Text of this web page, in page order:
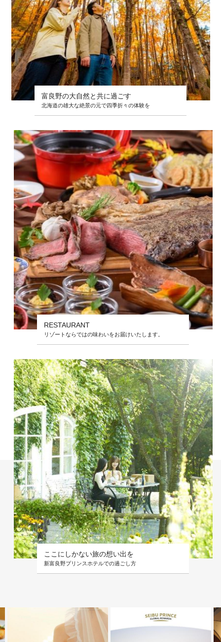
富良野の大自然と共に過ごす
北海道の雄大な絶景の元で四季折々の体験を
RESTAURANT
リゾートならではの味わいをお届けいたします。
ここにしかない旅の想い出を
新富良野プリンスホテルでの過ごし方